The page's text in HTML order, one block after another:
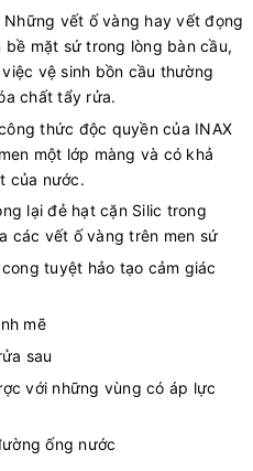
Những vết ố vàng hay vết đọng
mặt sứ trong lòng bàn cầu,
vệ sinh bồn cầu thường
chất tẩy rửa.
thức độc quyền của INAX
một lớp màng và có khả
của nước.
lại đẻ hạt cặn Silic trong
các vết ố vàng trên men sứ
tuyệt hảo tạo cảm giác
mẽ
sau
với những vùng có áp lực
ống nước